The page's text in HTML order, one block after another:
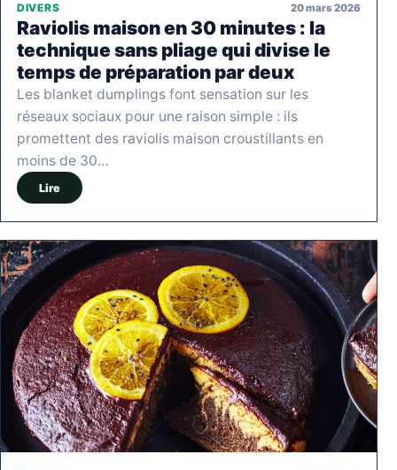
DIVERS 20 mars 2026
Raviolis maison en 30 minutes : la
technique sans pliage qui divise le
temps de préparation par deux
Les blanket dumplings font sensation sur les
réseaux sociaux pour une raison simple : ils
promettent des raviolis maison croustillants en
moins de 30…
Lire